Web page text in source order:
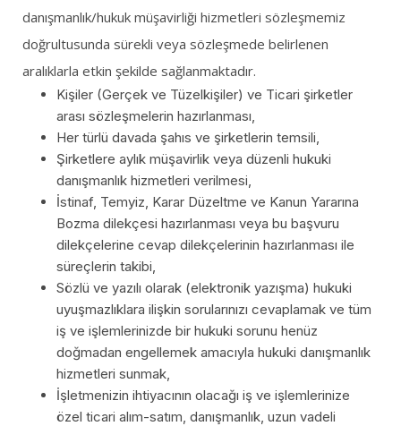
danışmanlık/hukuk müşavirliği hizmetleri sözleşmemiz
doğrultusunda sürekli veya sözleşmede belirlenen
aralıklarla etkin şekilde sağlanmaktadır.
Kişiler (Gerçek ve Tüzelkişiler) ve Ticari şirketler
arası sözleşmelerin hazırlanması,
Her türlü davada şahıs ve şirketlerin temsili,
Şirketlere aylık müşavirlik veya düzenli hukuki
danışmanlık hizmetleri verilmesi,
İstinaf, Temyiz, Karar Düzeltme ve Kanun Yararına
Bozma dilekçesi hazırlanması veya bu başvuru
dilekçelerine cevap dilekçelerinin hazırlanması ile
süreçlerin takibi,
Sözlü ve yazılı olarak (elektronik yazışma) hukuki
uyuşmazlıklara ilişkin sorularınızı cevaplamak ve tüm
iş ve işlemlerinizde bir hukuki sorunu henüz
doğmadan engellemek amacıyla hukuki danışmanlık
hizmetleri sunmak,
İşletmenizin ihtiyacının olacağı iş ve işlemlerinize
özel ticari alım-satım, danışmanlık, uzun vadeli